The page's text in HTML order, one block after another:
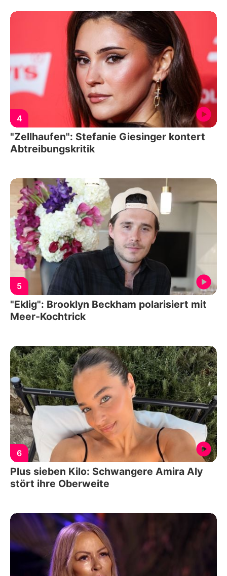
4
"Zellhaufen": Stefanie Giesinger kontert
Abtreibungskritik
5
"Eklig": Brooklyn Beckham polarisiert mit
Meer-Kochtrick
6
Plus sieben Kilo: Schwangere Amira Aly
stört ihre Oberweite